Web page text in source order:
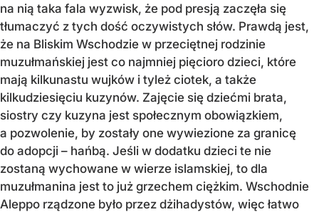
na nią taka fala wyzwisk, że pod presją zaczęła się
tłumaczyć z tych dość oczywistych słów. Prawdą jest,
że na Bliskim Wschodzie w przeciętnej rodzinie
muzułmańskiej jest co najmniej pięcioro dzieci, które
mają kilkunastu wujków i tyleż ciotek, a także
kilkudziesięciu kuzynów. Zajęcie się dziećmi brata,
siostry czy kuzyna jest społecznym obowiązkiem,
a pozwolenie, by zostały one wywiezione za granicę
do adopcji – hańbą. Jeśli w dodatku dzieci te nie
zostaną wychowane w wierze islamskiej, to dla
muzułmanina jest to już grzechem ciężkim. Wschodnie
Aleppo rządzone było przez dżihadystów, więc łatwo